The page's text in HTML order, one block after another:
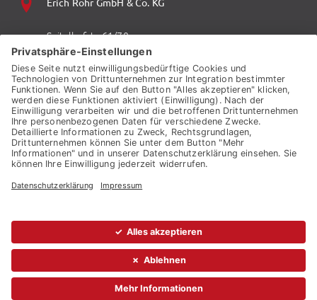
Spitalhofstr. 61/70
94032 Passau
+49 (0) 851 70 06 0
+49 (0) 851 70 06 149
vzp.info@auto-roehr.de
BARRIEREFREIHEIT
DATENSCHUTZ
IMPRESSUM
SITEMAP